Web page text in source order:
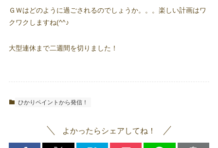
ＧＷはどのように過ごされるのでしょうか。。。楽しい計画はワ
クワクしますね(^^♪
大型連休まで二週間を切りました！
ひかりペイントから発信！
よかったらシェアしてね！